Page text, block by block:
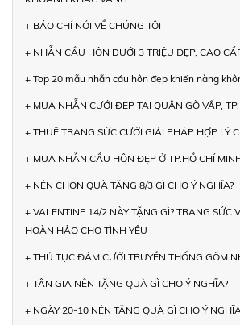
+ BÁO CHÍ NÓI VỀ CHÚNG TÔI
+ NHẪN CẦU HÔN DƯỚI 3 TRIỆU ĐẸP, CAO
+ Top 20 mẫu nhẫn cầu hôn đẹp khiến nàng
+ MUA NHẪN CƯỚI ĐẸP TẠI QUẬN GÒ VẤP,
+ THUÊ TRANG SỨC CƯỚI GIẢI PHÁP HỢP LÝ
+ MUA NHẪN CẦU HÔN ĐẸP Ở TP.HỒ CHÍ
+ NÊN CHỌN QUÀ TẶNG 8/3 GÌ CHO Ý NGHĨA?
+ VALENTINE 14/2 NÀY TẶNG GÌ? TRANG SỨC
HOÀN HẢO CHO TÌNH YÊU
+ THỦ TỤC ĐÁM CƯỚI TRUYỀN THỐNG GỒM
+ TÂN GIA NÊN TẶNG QUÀ GÌ CHO Ý NGHĨA?
+ NGÀY 20-10 NÊN TẶNG QUÀ GÌ CHO Ý